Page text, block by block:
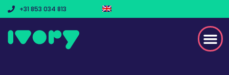
+31 853 034 813